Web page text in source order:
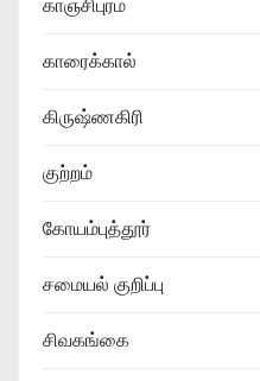
காஞ்சிபுரம்
காரைக்கால்
கிருஷ்ணகிரி
குற்றம்
கோயம்புத்தூர்
சமையல் குறிப்பு
சிவகங்கை